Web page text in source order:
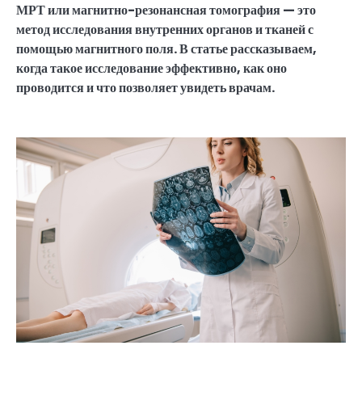
МРТ или магнитно-резонансная томография — это
метод исследования внутренних органов и тканей с
помощью магнитного поля. В статье рассказываем,
когда такое исследование эффективно, как оно
проводится и что позволяет увидеть врачам.